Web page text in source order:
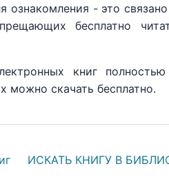
ознакомления - это
бесплатно
книг полностью
можно скачать бесплатно.
ИСКАТЬ КНИГУ В